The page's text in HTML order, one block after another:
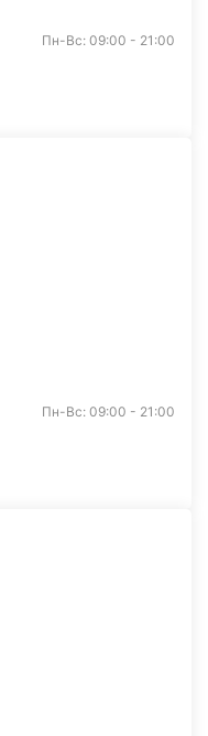
Пн-Вс: 09:00 - 21:00
Пн-Вс: 09:00 - 21:00